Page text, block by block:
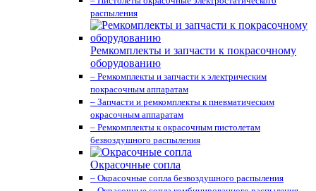
распыления
Ремкомплекты и запчасти к покрасочному
оборудованию
– Ремкомплекты и запчасти к электрическим
покрасочным аппаратам
– Запчасти и ремкомплекты к пневматическим
окрасочным аппаратам
– Ремкомплекты к окрасочным пистолетам
безвоздушного распыления
Окрасочные сопла
– Окрасочные сопла безвоздушного распыления